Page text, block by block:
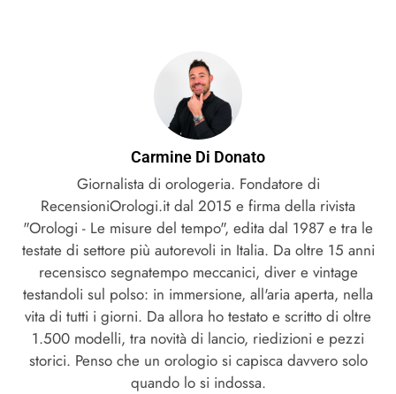
Carmine Di Donato
Giornalista di orologeria. Fondatore di
RecensioniOrologi.it dal 2015 e firma della rivista
"Orologi - Le misure del tempo", edita dal 1987 e tra le
testate di settore più autorevoli in Italia. Da oltre 15 anni
recensisco segnatempo meccanici, diver e vintage
testandoli sul polso: in immersione, all'aria aperta, nella
vita di tutti i giorni. Da allora ho testato e scritto di oltre
1.500 modelli, tra novità di lancio, riedizioni e pezzi
storici. Penso che un orologio si capisca davvero solo
quando lo si indossa.